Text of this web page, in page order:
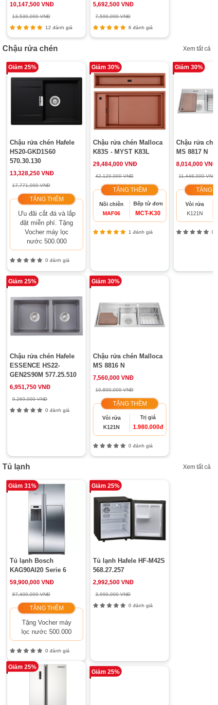
10,147,500 VNĐ
13,530,000 VNĐ
12 đánh giá
5,692,500 VNĐ
7,590,000 VNĐ
6 đánh giá
Chậu rửa chén Xem tất cả
Giảm 25%
Chậu rửa chén Hafele
HS20-GKD1S60
570.30.130
13,328,250 VNĐ
17,771,000 VNĐ
TẶNG THÊM
Ưu đãi cắt đá và lắp
đặt miễn phí. Tặng
Vocher máy lọc
nước 500.000
0 đánh giá
Giảm 30%
Chậu rửa chén Malloca
K83S - MYST K83L
29,484,000 VNĐ
42,120,000 VNĐ
TẶNG THÊM
Nồi chiên
MAF06
Bếp từ đơn
MCT-K30
1 đánh giá
Giảm 30%
Chậu rửa
MS 8817 N
8,014,000 VNĐ
11,448,000 VNĐ
TẶNG
Vòi rửa
K121N
0
Giảm 25%
Chậu rửa chén Hafele
ESSENCE HS22-
GEN2S90M 577.25.510
6,951,750 VNĐ
9,269,000 VNĐ
0 đánh giá
Giảm 30%
Chậu rửa chén Malloca
MS 8816 N
7,560,000 VNĐ
10,800,000 VNĐ
TẶNG THÊM
Vòi rửa
K121N
Trị giá
1.980.000đ
0 đánh giá
Tủ lạnh Xem tất cả
Giảm 31%
Tủ lạnh Bosch
KAG90AI20 Serie 6
59,900,000 VNĐ
87,400,000 VNĐ
TẶNG THÊM
Tặng Vocher máy
lọc nước 500.000
0 đánh giá
Giảm 25%
Tủ lạnh Hafele HF-M42S
568.27.257
2,992,500 VNĐ
3,990,000 VNĐ
0 đánh giá
Giảm 25%
Giảm 25%